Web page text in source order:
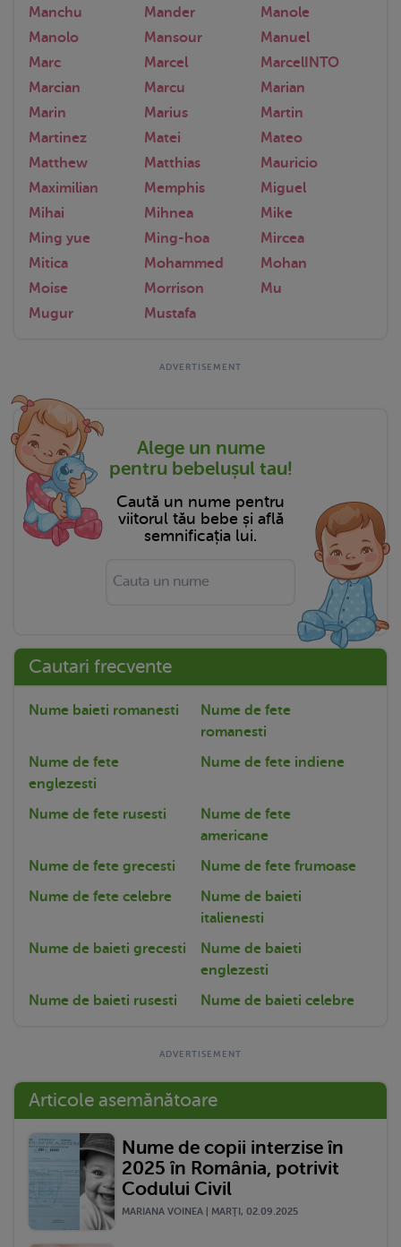
Manchu
Mander
Manole
Manolo
Mansour
Manuel
Marc
Marcel
MarcelINTO
Marcian
Marcu
Marian
Marin
Marius
Martin
Martinez
Matei
Mateo
Matthew
Matthias
Mauricio
Maximilian
Memphis
Miguel
Mihai
Mihnea
Mike
Ming yue
Ming-hoa
Mircea
Mitica
Mohammed
Mohan
Moise
Morrison
Mu
Mugur
Mustafa
Alege un nume
pentru bebelușul tau!
Caută un nume pentru
viitorul tău bebe și află
semnificația lui.
Cautari frecvente
Nume baieti romanesti
Nume de fete
romanesti
Nume de fete
englezesti
Nume de fete indiene
Nume de fete rusesti
Nume de fete
americane
Nume de fete grecesti
Nume de fete frumoase
Nume de fete celebre
Nume de baieti
italienesti
Nume de baieti grecesti
Nume de baieti
englezesti
Nume de baieti rusesti
Nume de baieti celebre
Articole asemănătoare
Nume de copii interzise în
2025 în România, potrivit
Codului Civil
MARIANA VOINEA | MARŢI, 02.09.2025